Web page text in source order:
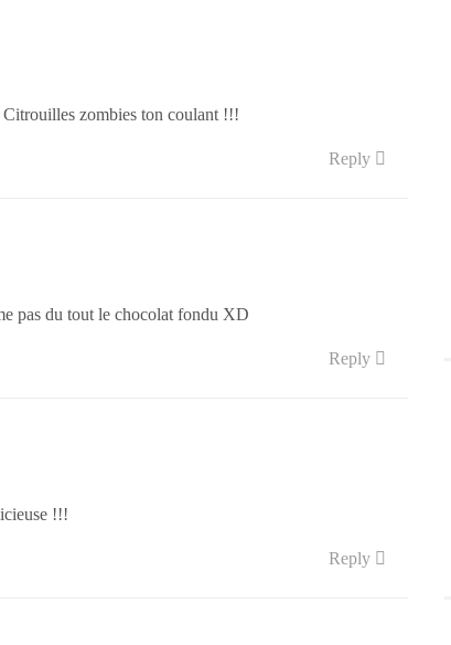
zombies ton coulant !!!
Reply
pas du tout le chocolat fondu XD
Reply
!!!
Reply